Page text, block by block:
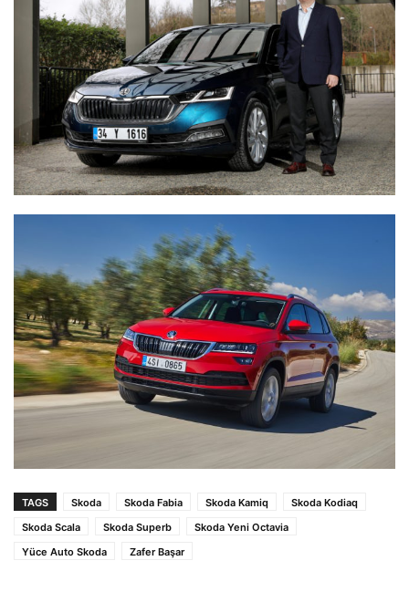
TAGS Skoda Skoda Fabia Skoda Kamiq
Skoda Kodiaq
Skoda Scala
Skoda Superb
Skoda Yeni Octavia
Yüce Auto Skoda
Zafer Başar